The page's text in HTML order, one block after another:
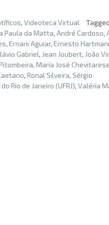
, Videoteca Virtual
Paula da Matta, André Cardoso,
, Ernani Aguiar, Ernesto
Gabriel, Jean Joubert, João
, Maria José
, Ronal Silveira, Sérgio
Rio de Janeiro (UFRJ), Valéria